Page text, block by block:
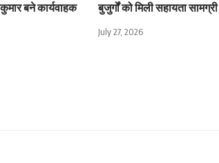
बने कार्यवाहक
बुजुर्गों को मिली सहायता सामग्री
July 27, 2026